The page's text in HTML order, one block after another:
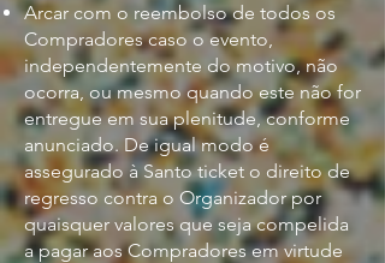
Arcar com o reembolso de todos os
Compradores caso o evento,
independentemente do motivo, não
ocorra, ou mesmo quando este não for
entregue em sua plenitude, conforme
anunciado. De igual modo é
assegurado à Santo ticket o direito de
regresso contra o Organizador por
quaisquer valores que seja compelida
a pagar aos Compradores em virtude